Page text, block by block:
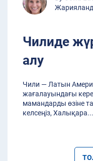
Чилиде
алу
Чили — Латын
жағалауындағы
мамандарды өзіне
келсеңіз, Халықара...